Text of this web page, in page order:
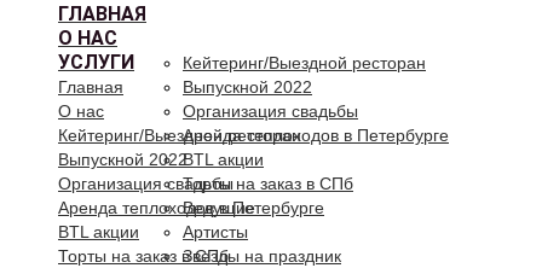
ГЛАВНАЯ
О НАС
УСЛУГИ
Кейтеринг/Выездной ресторан
Выпускной 2022
Организация свадьбы
Аренда теплоходов в Петербурге
BTL акции
Торты на заказ в СПб
Ведущие
Артисты
Звезды на праздник
Главная
О нас
Кейтеринг/Выездной ресторан
Выпускной 2022
Организация свадьбы
Аренда теплоходов в Петербурге
BTL акции
Торты на заказ в СПб